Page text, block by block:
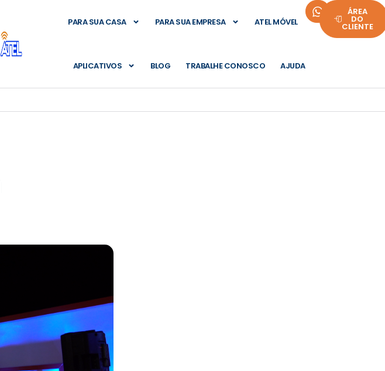
PARA SUA CASA PARA SUA EMPRESA ATEL MÓVEL
APLICATIVOS BLOG TRABALHE CONOSCO AJUDA
ÁREA
DO
CLIENTE